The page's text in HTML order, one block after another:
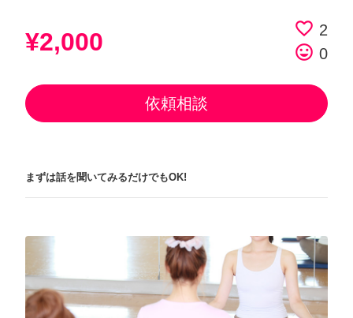
¥2,000 favorite_border 2
tag_faces 0
依頼相談
まずは話を聞いてみるだけでもOK!